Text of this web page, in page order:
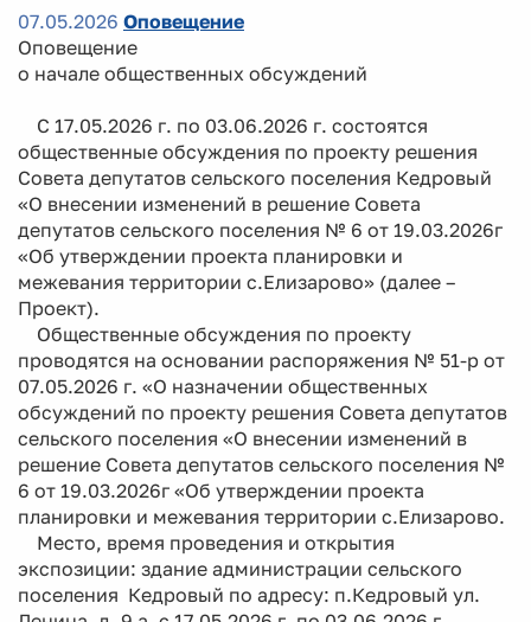
07.05.2026 Оповещение
Оповещение
о начале общественных обсуждений
С 17.05.2026 г. по 03.06.2026 г. состоятся
общественные обсуждения по проекту решения
Совета депутатов сельского поселения Кедровый
«О внесении изменений в решение Совета
депутатов сельского поселения № 6 от 19.03.2026г
«Об утверждении проекта планировки и
межевания территории с.Елизарово» (далее –
Проект).
Общественные обсуждения по проекту
проводятся на основании распоряжения № 51-р от
07.05.2026 г. «О назначении общественных
обсуждений по проекту решения Совета депутатов
сельского поселения «О внесении изменений в
решение Совета депутатов сельского поселения №
6 от 19.03.2026г «Об утверждении проекта
планировки и межевания территории с.Елизарово.
Место, время проведения и открытия
экспозиции: здание администрации сельского
поселения Кедровый по адресу: п.Кедровый ул.